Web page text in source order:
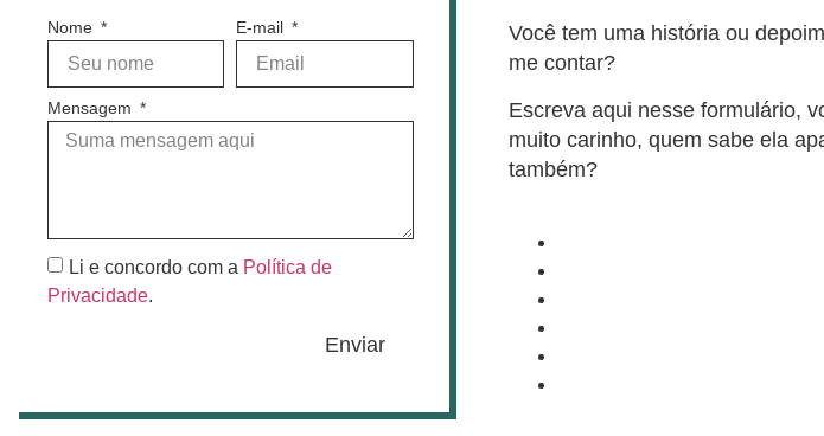
Nome E-mail
Mensagem
Li e concordo com a Política de
Privacidade.
Enviar
Você tem uma história ou
me contar?
Escreva aqui nesse formulário,
muito carinho, quem sabe ela
também?